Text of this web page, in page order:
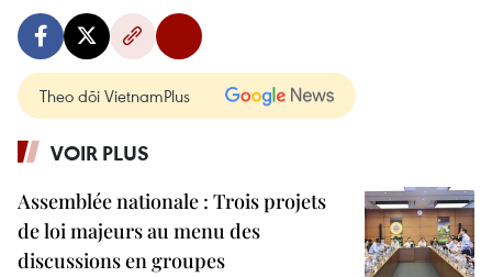
Theo dõi VietnamPlus
VOIR PLUS
Assemblée nationale : Trois projets
de loi majeurs au menu des
discussions en groupes